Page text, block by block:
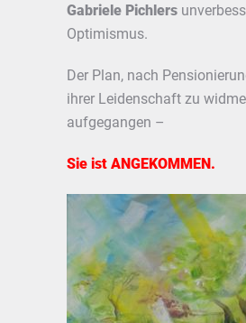
Gabriele Pichlers
Optimismus.
Der Plan, nach
ihrer Leidenschaft zu
aufgegangen –
Sie ist ANGEKOMMEN.